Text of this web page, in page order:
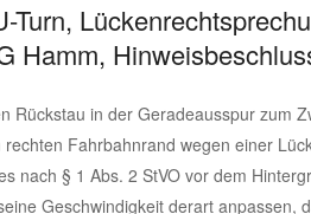
Turn,
Hamm,
Rückstau in der Geradeausspur zum
Fahrbahnrand wegen einer
nach § 1 Abs. 2 StVO vor dem
Geschwindigkeit derart anpassen,